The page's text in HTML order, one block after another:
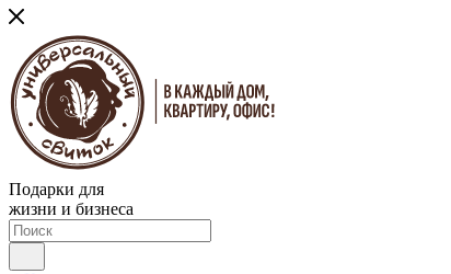
Подарки для
жизни и бизнеса